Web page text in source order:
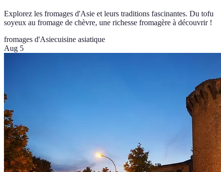
Explorez les fromages d'Asie et leurs traditions fascinantes. Du tofu
soyeux au fromage de chèvre, une richesse fromagère à découvrir !
fromages d'Asiecuisine asiatique
Aug 5